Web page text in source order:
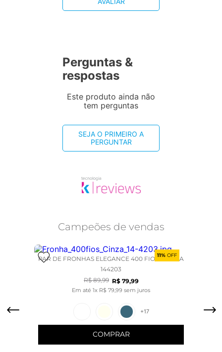
Perguntas &
respostas
Este produto ainda não
tem perguntas
SEJA O PRIMEIRO A
PERGUNTAR
Campeões de vendas
11% OFF
PAR DE FRONHAS ELEGANCE 400 FIOS - CINZA
144203
R$ 89,99 R$ 79,99
Em até 1x R$ 79 99 sem juros
+17
COMPRAR